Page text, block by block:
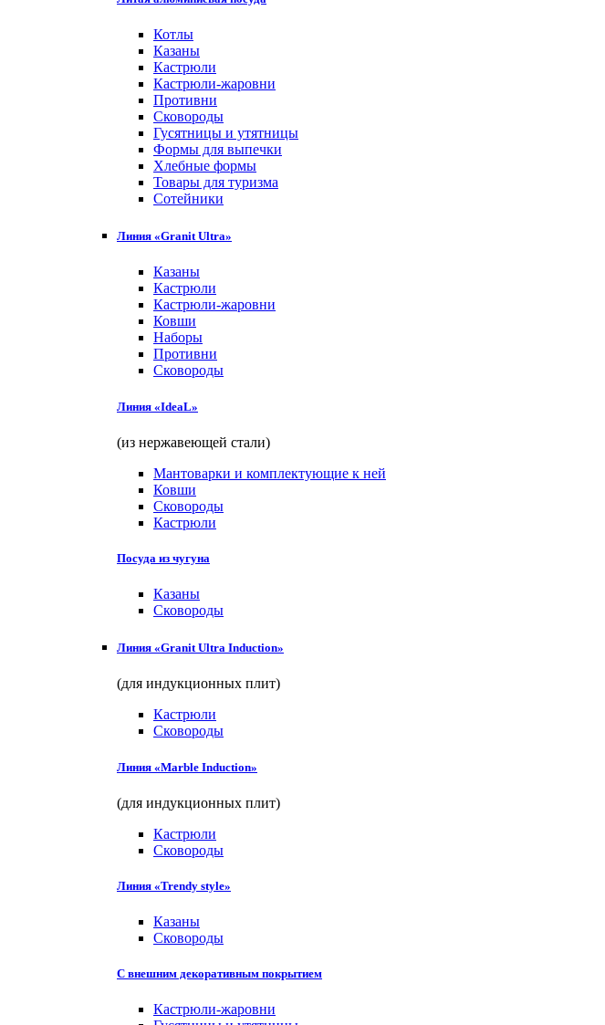
Котлы
Казаны
Кастрюли
Кастрюли-жаровни
Противни
Сковороды
Гусятницы и утятницы
Формы для выпечки
Хлебные формы
Товары для туризма
Сотейники
Линия «Granit Ultra»
Казаны
Кастрюли
Кастрюли-жаровни
Ковши
Наборы
Противни
Сковороды
Линия «IdeaL»
(из нержавеющей стали)
Мантоварки и комплектующие к ней
Ковши
Сковороды
Кастрюли
Посуда из чугуна
Казаны
Сковороды
Линия «Granit Ultra Induction»
(для индукционных плит)
Кастрюли
Сковороды
Линия «Marble Induction»
(для индукционных плит)
Кастрюли
Сковороды
Линия «Trendy style»
Казаны
Сковороды
С внешним декоративным покрытием
Кастрюли-жаровни